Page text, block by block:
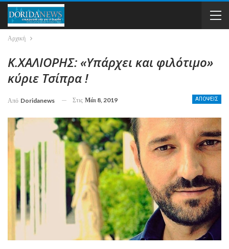
Αρχική
Κ.ΧΑΛΙΟΡΗΣ: «Υπάρχει και φιλότιμο»
κύριε Τσίπρα !
ΑΠΟΨΕΙΣ
Από Doridanews Στις Μάι 8, 2019